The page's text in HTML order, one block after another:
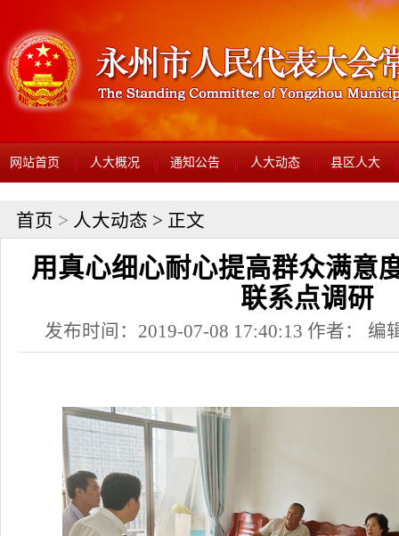
网站首页 人大概况 通知公告 人大动态 县区人大
首页 > 人大动态 > 正文
用真心细心耐心提高群众满意
联系点调研
发布时间：2019-07-08 17:40:13 作者： 编